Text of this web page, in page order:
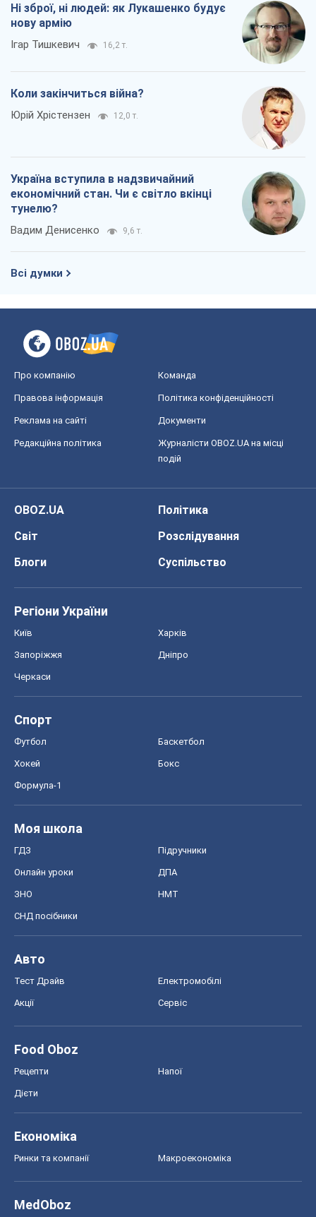
Ні зброї, ні людей: як Лукашенко будує
нову армію
Ігар Тишкевич 16,2 т.
Коли закінчиться війна?
Юрій Хрістензен 12,0 т.
Україна вступила в надзвичайний
економічний стан. Чи є світло вкінці
тунелю?
Вадим Денисенко 9,6 т.
Всі думки
Про компанію Команда
Правова інформація Політика конфіденційності
Реклама на сайті Документи
Редакційна політика
Журналісти OBOZ.UA на місці
подій
OBOZ.UA
Політика
Світ
Розслідування
Блоги
Суспільство
Регіони України
Київ Харків
Запоріжжя Дніпро
Черкаси
Спорт
Футбол Баскетбол
Хокей Бокс
Формула-1
Моя школа
ГДЗ Підручники
Онлайн уроки ДПА
ЗНО НМТ
СНД посібники
Авто
Тест Драйв Електромобілі
Акції Сервіс
Food Oboz
Рецепти Напої
Дієти
Економіка
Ринки та компанії Макроекономіка
MedOboz